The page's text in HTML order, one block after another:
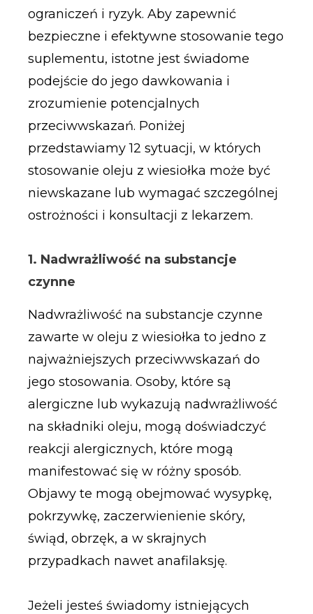
ograniczeń i ryzyk. Aby zapewnić
bezpieczne i efektywne stosowanie tego
suplementu, istotne jest świadome
podejście do jego dawkowania i
zrozumienie potencjalnych
przeciwwskazań. Poniżej
przedstawiamy 12 sytuacji, w których
stosowanie oleju z wiesiołka może być
niewskazane lub wymagać szczególnej
ostrożności i konsultacji z lekarzem.
1. Nadwrażliwość na substancje
czynne
Nadwrażliwość na substancje czynne
zawarte w oleju z wiesiołka to jedno z
najważniejszych przeciwwskazań do
jego stosowania. Osoby, które są
alergiczne lub wykazują nadwrażliwość
na składniki oleju, mogą doświadczyć
reakcji alergicznych, które mogą
manifestować się w różny sposób.
Objawy te mogą obejmować wysypkę,
pokrzywkę, zaczerwienienie skóry,
świąd, obrzęk, a w skrajnych
przypadkach nawet anafilaksję.
Jeżeli jesteś świadomy istniejących